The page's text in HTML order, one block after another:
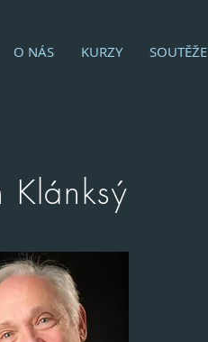
O NÁS KURZY SOUTĚŽE
Klánksý